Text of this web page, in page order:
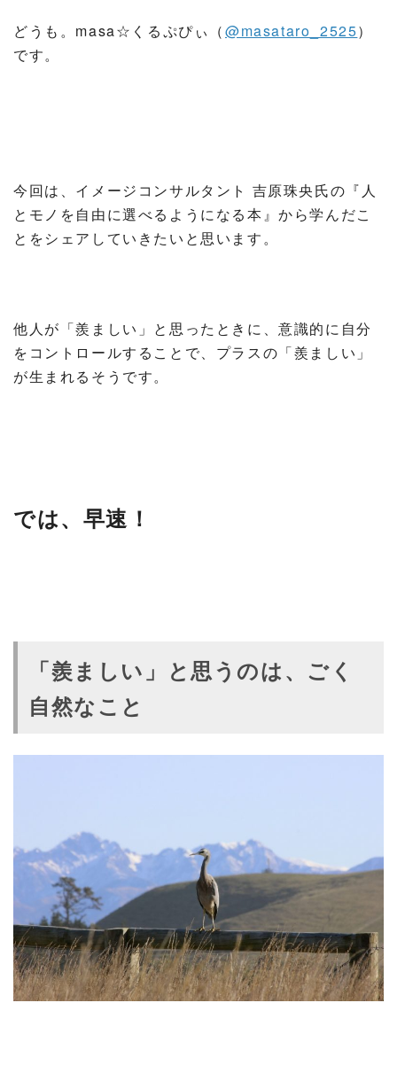
どうも。masa☆くるぷぴぃ（@masataro_2525）
です。
今回は、イメージコンサルタント 吉原珠央氏の『人
とモノを自由に選べるようになる本』から学んだこ
とをシェアしていきたいと思います。
他人が「羨ましい」と思ったときに、意識的に自分
をコントロールすることで、プラスの「羨ましい」
が生まれるそうです。
では、早速！
「羨ましい」と思うのは、ごく
自然なこと